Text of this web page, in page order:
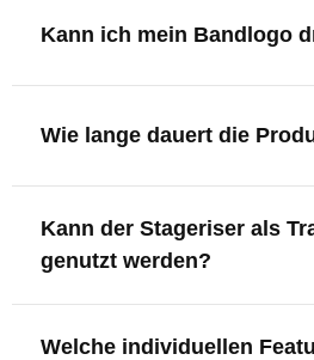
ergonomisch, sicher und gut
Kann ich mein Bandlogo
deine Bühne, deine Marke.
Wie lange dauert die
innerhalb Deutschlands
Kann der Stageriser als
genutzt werden?
oder Zubehör nutzen.
Welche individuellen